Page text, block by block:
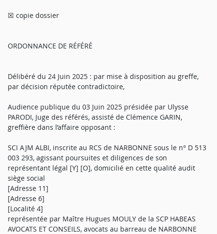
☒ copie dossier
ORDONNANCE DE RÉFÉRÉ
Délibéré du 24 Juin 2025 : par mise à disposition au greffe,
par décision réputée contradictoire,
Audience publique du 03 Juin 2025 présidée par Ulysse
PARODI, Juge des référés, assisté de Clémence GARIN,
greffière dans l’affaire opposant :
SCI AJM ALBI, inscrite au RCS de NARBONNE sous le n° D 513
003 293, agissant poursuites et diligences de son
représentant légal [Y] [O], domicilié en cette qualité audit
siège social
[Adresse 11]
[Adresse 6]
[Localité 4]
représentée par Maître Hugues MOULY de la SCP HABEAS
AVOCATS ET CONSEILS, avocats au barreau de NARBONNE